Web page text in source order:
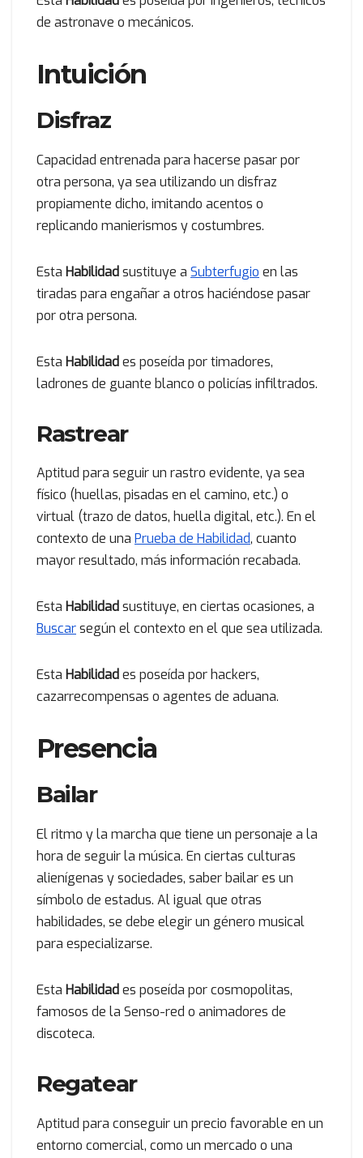
de astronave o mecánicos.
Intuición
Disfraz
Capacidad entrenada para hacerse pasar por
otra persona, ya sea utilizando un disfraz
propiamente dicho, imitando acentos o
replicando manierismos y costumbres.
Esta Habilidadsustituye a Subterfugio en las
tiradas para engañar a otros haciéndose pasar
por otra persona.
Esta Habilidades poseída por timadores,
ladrones de guante blanco o policías infiltrados.
Rastrear
Aptitud para seguir un rastro evidente, ya sea
físico (huellas, pisadas en el camino, etc.) o
virtual (trazo de datos, huella digital, etc.). En el
contexto de una Prueba de Habilidad, cuanto
mayor resultado, más información recabada.
Esta Habilidadsustituye, en ciertas ocasiones, a
Buscarsegún el contexto en el que sea utilizada.
Esta Habilidades poseída por hackers,
cazarrecompensas o agentes de aduana.
Presencia
Bailar
El ritmo y la marcha que tiene un personaje a la
hora de seguir la música. En ciertas culturas
alienígenas y sociedades, saber bailar es un
símbolo de estadus. Al igual que otras
habilidades, se debe elegir un género musical
para especializarse.
Esta Habilidades poseída por cosmopolitas,
famosos de la Senso-red o animadores de
discoteca.
Regatear
Aptitud para conseguir un precio favorable en un
entorno comercial, como un mercado o una